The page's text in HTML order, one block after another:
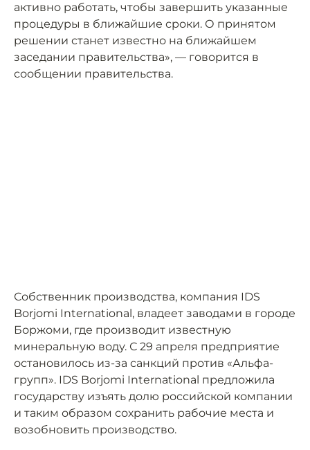
активно работать, чтобы завершить указанные
процедуры в ближайшие сроки. О принятом
решении станет известно на ближайшем
заседании правительства», — говорится в
сообщении правительства.
Собственник производства, компания IDS
Borjomi International, владеет заводами в городе
Боржоми, где производит известную
минеральную воду. С 29 апреля предприятие
остановилось из-за санкций против «Альфа-
групп». IDS Borjomi International предложила
государству изъять долю российской компании
и таким образом сохранить рабочие места и
возобновить производство.